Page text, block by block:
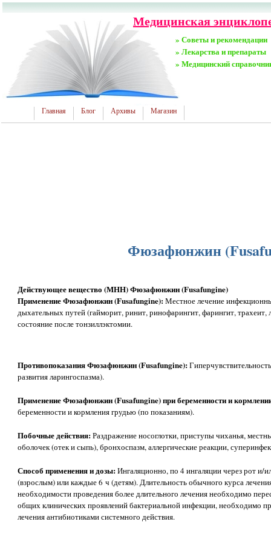
Медицинская
» Советы и рекомендации
» Лекарства и препараты
» Медицинский
Главная Блог Архивы Магазин
Фюзафюнжин
Действующее вещество (МНН) Фюзафюнжин (Fusafungine)
Применение Фюзафюнжин (Fusafungine):Местное лечение
дыхательных путей (гайморит, ринит, ринофарингит, фарингит, трахеит,
состояние после тонзиллэктомии.
Противопоказания Фюзафюнжин (Fusafungine):
развития ларингоспазма).
Применение Фюзафюнжин (Fusafungine) при беременности и
беременности и кормления грудью (по показаниям).
Побочные действия:Раздражение носоглотки, приступы чиханья,
оболочек (отек и сыпь), бронхоспазм, аллергические реакции,
Способ применения и дозы:Ингаляционно, по 4 ингаляции через рот
(взрослым) или каждые 6 ч (детям). Длительность обычного курса
необходимости проведения более длительного лечения необходимо
общих клинических проявлений бактериальной инфекции, необходимо
лечения антибиотиками системного действия.